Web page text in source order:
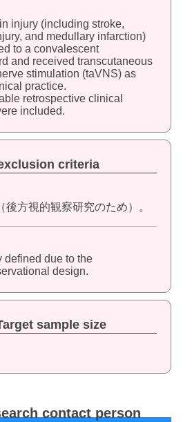
injury (including stroke,
and medullary infarction)
to a convalescent
and received transcutaneous
stimulation (taVNS) as
practice.
retrospective clinical
included.
criteria
後方視的観察研究のため）。
defined due to the
design.
sample size
contact person